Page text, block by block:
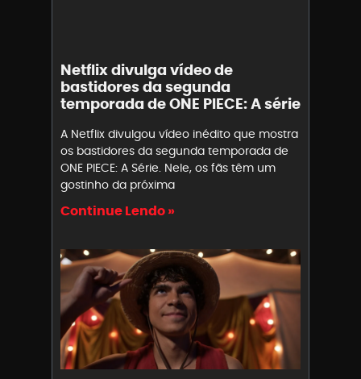
Netflix divulga vídeo de
bastidores da segunda
temporada de ONE PIECE: A série
A Netflix divulgou vídeo inédito que mostra
os bastidores da segunda temporada de
ONE PIECE: A Série. Nele, os fãs têm um
gostinho da próxima
Continue Lendo »